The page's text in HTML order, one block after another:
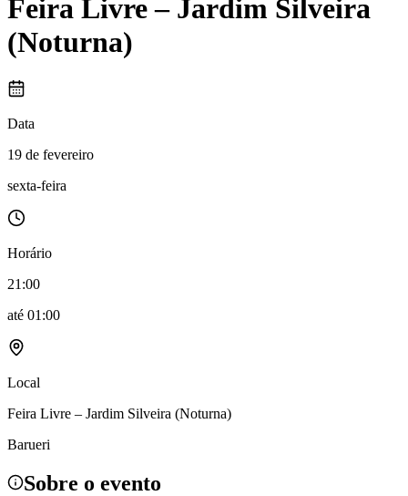
Feira Livre – Jardim Silveira
(Noturna)
Data
19 de fevereiro
sexta-feira
Horário
21:00
até 01:00
Local
Feira Livre – Jardim Silveira (Noturna)
Barueri
Sobre o evento